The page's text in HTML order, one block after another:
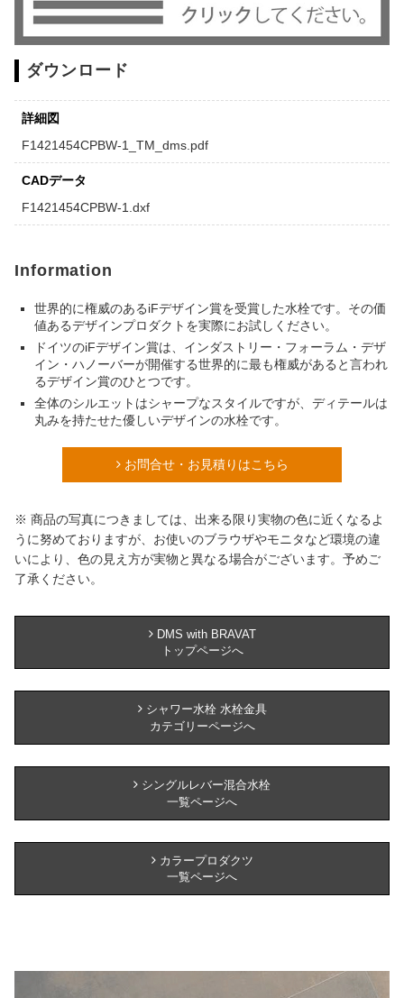
ダウンロード
詳細図
F1421454CPBW-1_TM_dms.pdf
CADデータ
F1421454CPBW-1.dxf
Information
世界的に権威のあるiFデザイン賞を受賞した水栓です。その価
値あるデザインプロダクトを実際にお試しください。
ドイツのiFデザイン賞は、インダストリー・フォーラム・デザ
イン・ハノーバーが開催する世界的に最も権威があると言われ
るデザイン賞のひとつです。
全体のシルエットはシャープなスタイルですが、ディテールは
丸みを持たせた優しいデザインの水栓です。
お問合せ・お見積りはこちら
※ 商品の写真につきましては、出来る限り実物の色に近くなるよ
うに努めておりますが、お使いのブラウザやモニタなど環境の違
いにより、色の見え方が実物と異なる場合がございます。予めご
了承ください。
DMS with BRAVAT
トップページへ
シャワー水栓 水栓金具
カテゴリーページへ
シングルレバー混合水栓
一覧ページへ
カラープロダクツ
一覧ページへ